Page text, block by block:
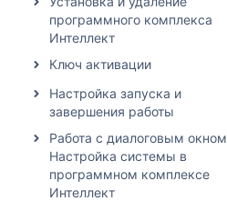
программного комплекса
Интеллект
Ключ активации
Настройка запуска и
завершения работы
Работа с диалоговым окном
Настройка системы в
программном комплексе
Интеллект